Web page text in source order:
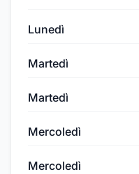
Lunedì
Martedì
Martedì
Mercoledì
Mercoledì